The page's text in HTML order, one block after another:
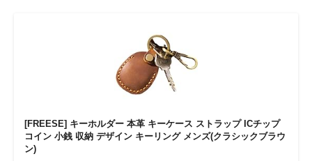
[FREESE] キーホルダー 本革 キーケース ストラップ ICチップ
コイン 小銭 収納 デザイン キーリング メンズ(クラシックブラウ
ン)